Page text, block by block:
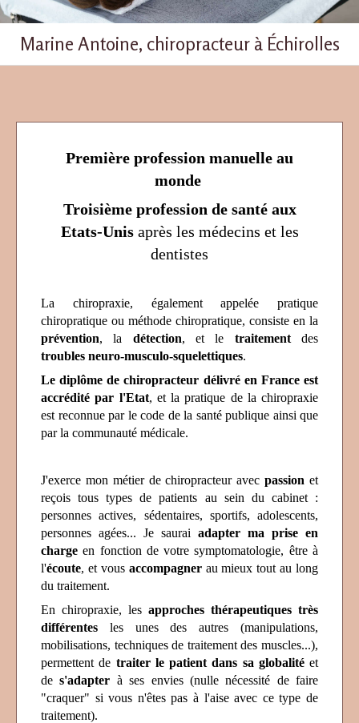
Marine Antoine, chiropracteur à Échirolles
Première profession manuelle au
monde
Troisième profession de santé aux
Etats-Unisaprès les médecins et les
dentistes
La chiropraxie, également appelée pratique
chiropratique ou méthode chiropratique, consiste en la
prévention, la détection, et le traitementdes
troubles neuro-musculo-squelettiques.
Le diplôme de chiropracteur délivré en France est
accrédité par l'Etat, et la pratique de la chiropraxie
est reconnue par le code de la santé publique ainsi que
par la communauté médicale.
J'exerce mon métier de chiropracteur avecpassion et
reçois tous types de patients au sein du cabinet :
personnes actives, sédentaires, sportifs, adolescents,
personnes agées... Je saurai adapter ma prise en
charge en fonction de votre symptomatologie, être à
l'écoute, et vous accompagner au mieux tout au long
du traitement.
En chiropraxie, les approches thérapeutiques très
différentes les unes des autres (manipulations,
mobilisations, techniques de traitement des muscles...),
permettent de traiter le patient dans sa globalitéet
des'adapter à ses envies (nulle nécessité de faire
"craquer" si vous n'êtes pas à l'aise avec ce type de
traitement).